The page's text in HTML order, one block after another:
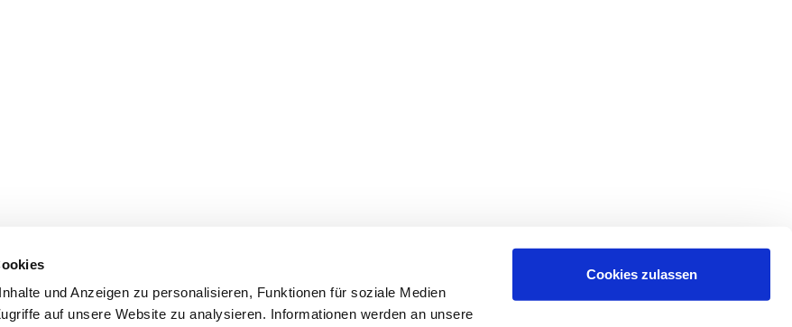
und Anzeigen zu personalisieren, Funktionen für soziale Medien
auf unsere Website zu analysieren. Informationen werden an unsere
Cookies zulassen